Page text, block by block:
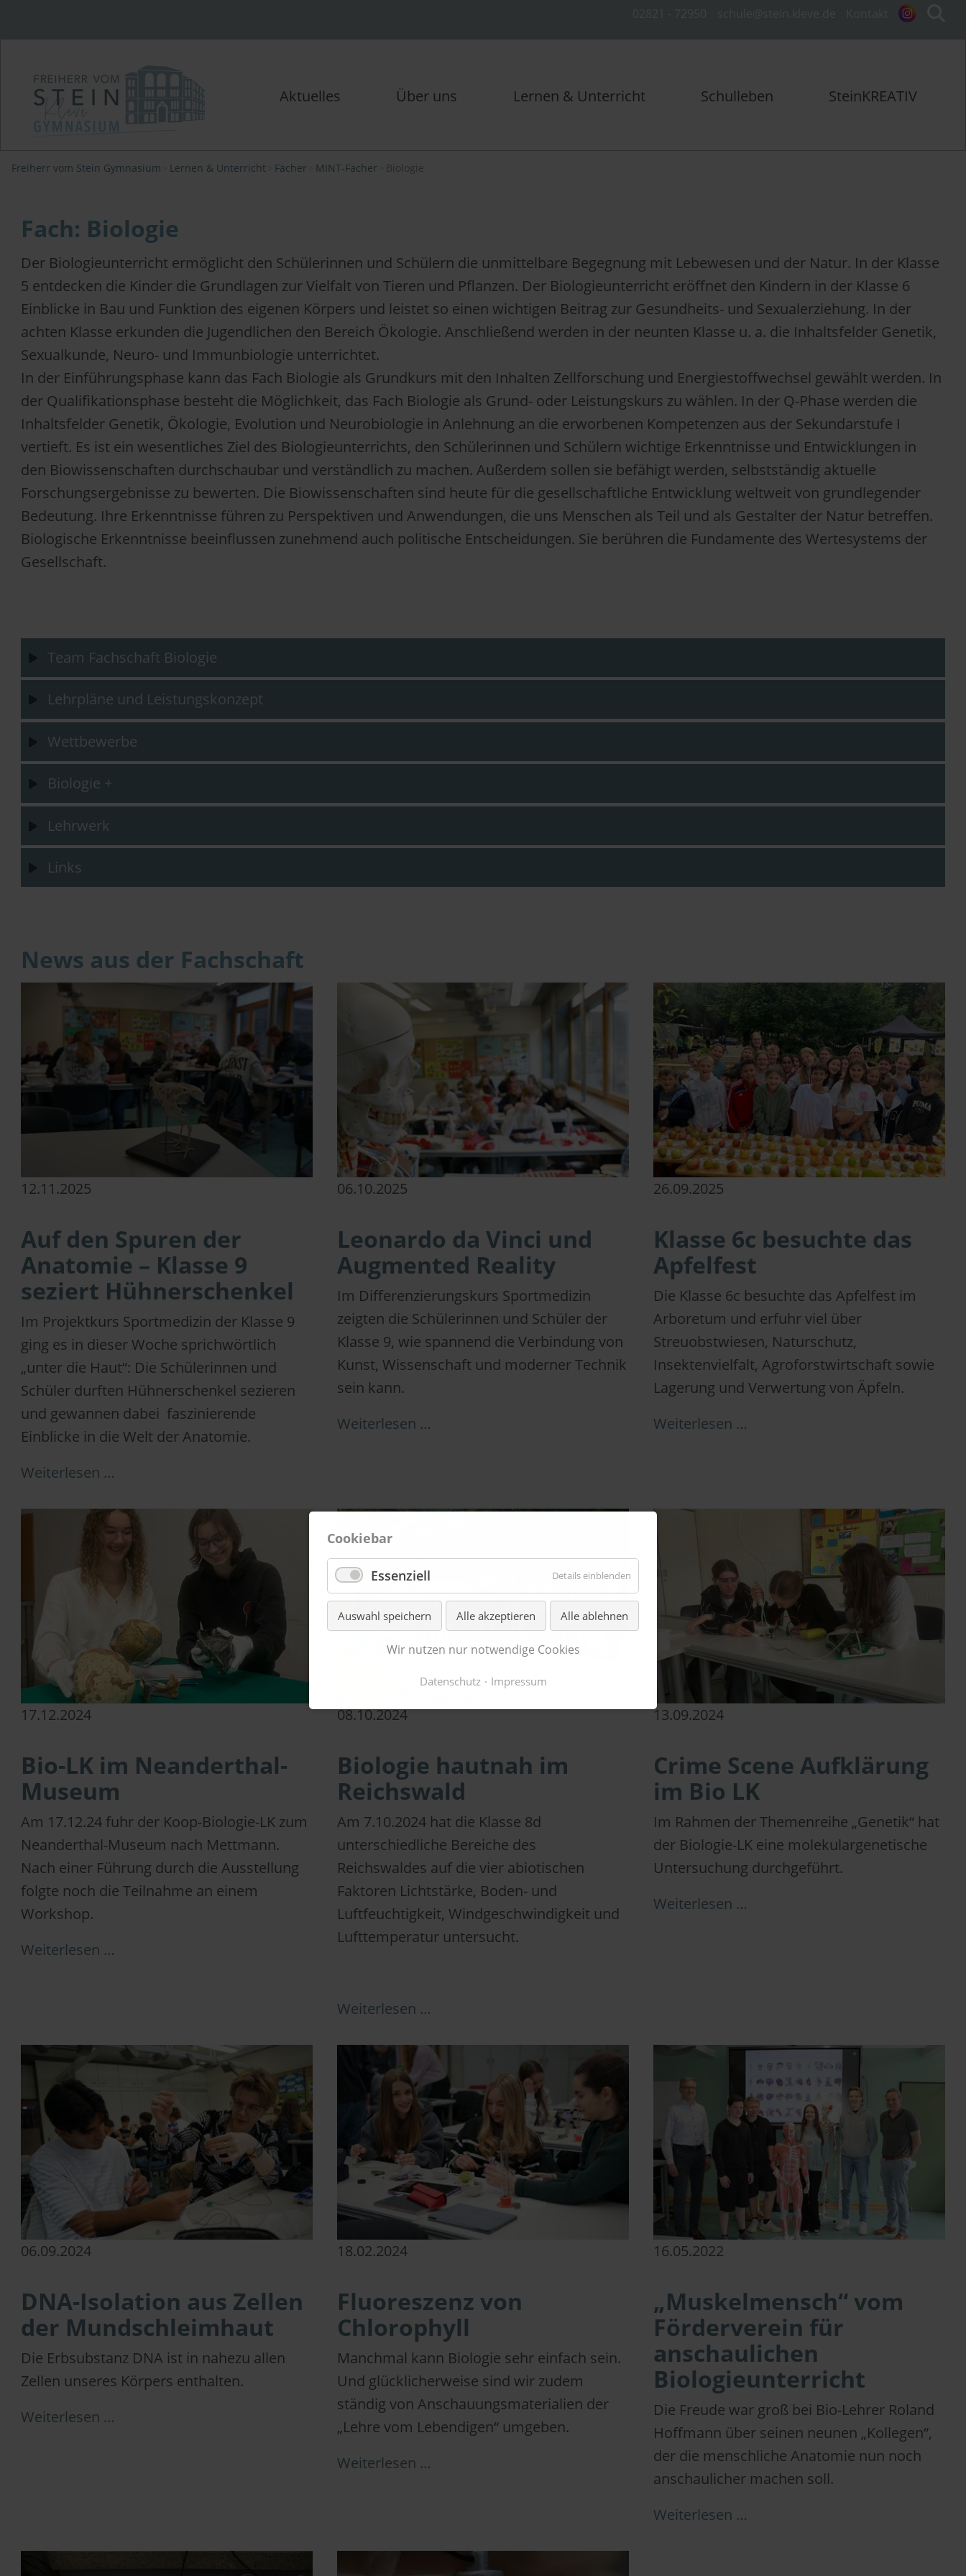
Aktuelles Über uns Lernen & Unterricht Schulleben SteinKREATIV
Freiherr vom Stein Gymnasium Lernen & Unterricht Fächer MINT-Fächer Biologie
Fach: Biologie
Der Biologieunterricht ermöglicht den Schülerinnen und Schülern die unmittelbare Begegnung mit Lebewesen und der Natur. In der Klasse
5 entdecken die Kinder die Grundlagen zur Vielfalt von Tieren und Pflanzen. Der Biologieunterricht eröffnet den Kindern in der Klasse 6
Einblicke in Bau und Funktion des eigenen Körpers und leistet so einen wichtigen Beitrag zur Gesundheits- und Sexualerziehung. In der
achten Klasse erkunden die Jugendlichen den Bereich Ökologie. Anschließend werden in der neunten Klasse u. a. die Inhaltsfelder Genetik,
Sexualkunde, Neuro- und Immunbiologie unterrichtet.
In der Einführungsphase kann das Fach Biologie als Grundkurs mit den Inhalten Zellforschung und Energiestoffwechsel gewählt werden. In
der Qualifikationsphase besteht die Möglichkeit, das Fach Biologie als Grund- oder Leistungskurs zu wählen. In der Q-Phase werden die
Inhaltsfelder Genetik, Ökologie, Evolution und Neurobiologie in Anlehnung an die erworbenen Kompetenzen aus der Sekundarstufe I
vertieft. Es ist ein wesentliches Ziel des Biologieunterrichts, den Schülerinnen und Schülern wichtige Erkenntnisse und Entwicklungen in
den Biowissenschaften durchschaubar und verständlich zu machen. Außerdem sollen sie befähigt werden, selbstständig aktuelle
Forschungsergebnisse zu bewerten. Die Biowissenschaften sind heute für die gesellschaftliche Entwicklung weltweit von grundlegender
Bedeutung. Ihre Erkenntnisse führen zu Perspektiven und Anwendungen, die uns Menschen als Teil und als Gestalter der Natur betreffen.
Biologische Erkenntnisse beeinflussen zunehmend auch politische Entscheidungen. Sie berühren die Fundamente des Wertesystems der
Gesellschaft.
Team Fachschaft Biologie
Lehrpläne und Leistungskonzept
Wettbewerbe
Biologie +
Lehrwerk
Links
News aus der Fachschaft
12.11.2025
Auf den Spuren der
Anatomie – Klasse 9
seziert Hühnerschenkel
Im Projektkurs Sportmedizin der Klasse 9
ging es in dieser Woche sprichwörtlich
„unter die Haut“: Die Schülerinnen und
Schüler durften Hühnerschenkel sezieren
und gewannen dabei faszinierende
Einblicke in die Welt der Anatomie.
Weiterlesen …
06.10.2025
Leonardo da Vinci und
Augmented Reality
Im Differenzierungskurs Sportmedizin
zeigten die Schülerinnen und Schüler der
Klasse 9, wie spannend die Verbindung von
Kunst, Wissenschaft und moderner Technik
sein kann.
Weiterlesen …
26.09.2025
Klasse 6c besuchte das
Apfelfest
Die Klasse 6c besuchte das Apfelfest im
Arboretum und erfuhr viel über
Streuobstwiesen, Naturschutz,
Insektenvielfalt, Agroforstwirtschaft sowie
Lagerung und Verwertung von Äpfeln.
Weiterlesen …
17.12.2024
Bio-LK im Neanderthal-
Museum
Am 17.12.24 fuhr der Koop-Biologie-LK zum
Neanderthal-Museum nach Mettmann.
Nach einer Führung durch die Ausstellung
folgte noch die Teilnahme an einem
Workshop.
Weiterlesen …
08.10.2024
Biologie hautnah im
Reichswald
Am 7.10.2024 hat die Klasse 8d
unterschiedliche Bereiche des
Reichswaldes auf die vier abiotischen
Faktoren Lichtstärke, Boden- und
Luftfeuchtigkeit, Windgeschwindigkeit und
Lufttemperatur untersucht.
Weiterlesen …
13.09.2024
Crime Scene Aufklärung
im Bio LK
Im Rahmen der Themenreihe „Genetik“ hat
der Biologie-LK eine molekulargenetische
Untersuchung durchgeführt.
Weiterlesen …
06.09.2024
DNA-Isolation aus Zellen
der Mundschleimhaut
Die Erbsubstanz DNA ist in nahezu allen
Zellen unseres Körpers enthalten.
Weiterlesen …
18.02.2024
Fluoreszenz von
Chlorophyll
Manchmal kann Biologie sehr einfach sein.
Und glücklicherweise sind wir zudem
ständig von Anschauungsmaterialien der
„Lehre vom Lebendigen“ umgeben.
Weiterlesen …
16.05.2022
„Muskelmensch“ vom
Förderverein für
anschaulichen
Biologieunterricht
Die Freude war groß bei Bio-Lehrer Roland
Hoffmann über seinen neunen „Kollegen“,
der die menschliche Anatomie nun noch
anschaulicher machen soll.
Weiterlesen …
Cookiebar
Essenziell Details einblenden
Auswahl speichern Alle akzeptieren Alle ablehnen
Wir nutzen nur notwendige Cookies
Datenschutz Impressum